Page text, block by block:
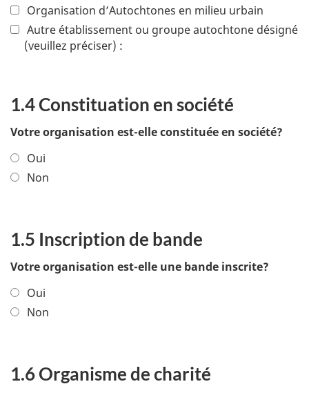
Organisation d’Autochtones en milieu urbain
Autre établissement ou groupe autochtone désigné
(veuillez préciser) :
1.4 Constituation en société
Votre organisation est-elle constituée en société?
Oui
Non
1.5 Inscription de bande
Votre organisation est-elle une bande inscrite?
Oui
Non
1.6 Organisme de charité